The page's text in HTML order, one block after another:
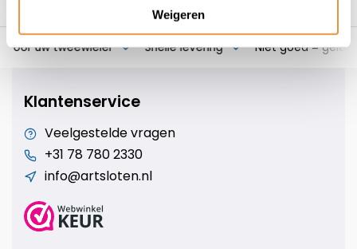
Weigeren
voor uw tweewieler Snelle levering Niet goed = geld
Klantenservice
Veelgestelde vragen
+31 78 780 2330
info@artsloten.nl